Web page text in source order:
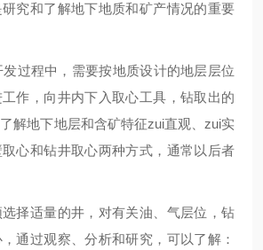
究和了解地下地质和矿产情况的重要
过程中，需要按地质设计的地层层位
作，向井内下入取心工具，钻取出的
解地下地层和含矿特征zui直观、zui实
心和钻井取心两种方式，通常以后者
择适量的井，对有关油、气层位，钻
通过观察、分析和研究，可以了解：